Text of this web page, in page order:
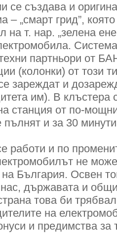
се създава и
– „смарт грид”,
на т. нар. „зелена
партньори от
(колонки) от този
зареждат и
им). В клъстера
станция от по-
пълнят и за 30
и по
не
България. Освен
държавата и
това би
на
и предимства за